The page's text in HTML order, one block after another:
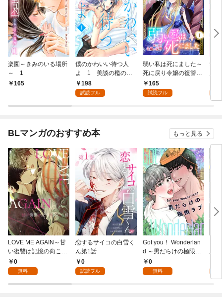
楽園～きみのいる場所
～ 1
165
僕のかわいい待つ人
よ 1 美談の檻のな
か198
試読フル
弱い私は死にました～
死に戻り令嬢の復讐
～ 1
165
試読フル
愛
版
BLマンガのおすすめ本 もっと見る
LOVE ME AGAIN～甘
い復讐は記憶の向こう
側～(1)
0
無料
恋するサイコの白雪く
ん第1話
0
試読フル
Got you！ Wonderlan
d ～男だらけの極限ラ
ブ～(1)
0
無料
鳥